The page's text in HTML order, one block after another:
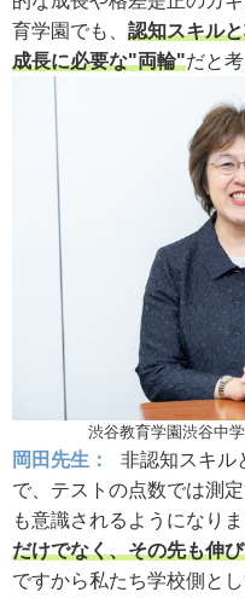
育学園でも、 認知スキル
成長に必要な"両輪"だと
渋谷教育学園渋谷中
岡田先生：
非認知スキル
で、テストの点数では測
も意識されるようになり
だけでなく、その先も伸
ですから私たち学校側と